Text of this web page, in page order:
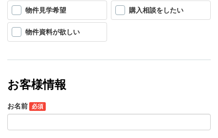
物件見学希望 購入相談をしたい
物件資料が欲しい
お客様情報
お名前 必須